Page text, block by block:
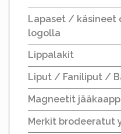
Lapaset / käsineet
logolla
Lippalakit
Liput / Faniliput /
Magneetit
Merkit brodeeratut